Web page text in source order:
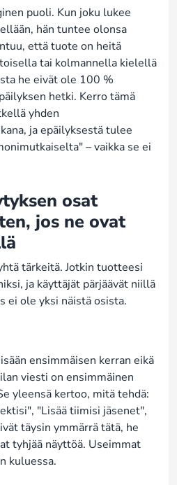
puoli. Kun joku lukee
hän tuntee olonsa
että tuote on heitä
tai kolmannella kielellä
he eivät ole 100 %
hetki. Kerro tämä
yhden
ja epäilyksestä tulee
– vaikka se ei
osat
jos ne ovat
tärkeitä. Jotkin tuotteesi
ja käyttäjät pärjäävät niillä
ei ole yksi näistä osista.
ensimmäisen kerran eikä
viesti on ensimmäinen
yleensä kertoo, mitä tehdä:
"Lisää tiimisi jäsenet",
täysin ymmärrä tätä, he
tyhjää näyttöä. Useimmat
kuluessa.